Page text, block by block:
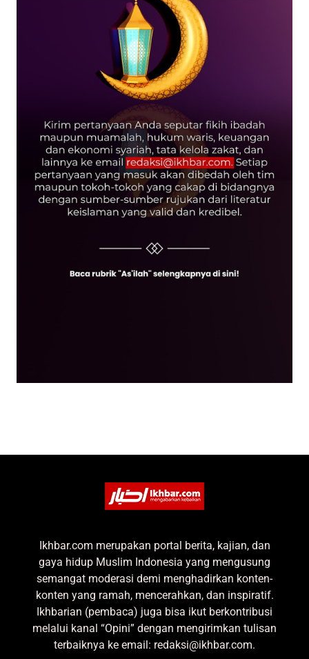
Ikhbar.com merupakan portal berita, kajian, dan
gaya hidup Muslim Indonesia yang mengusung
semangat moderasi demi menghadirkan konten-
konten yang ramah, mencerahkan, dan inspiratif.
Ikhbarian (pembaca) juga bisa ikut berkontribusi
melalui kanal “Opini” dengan mengirimkan tulisan
terbaiknya ke email: redaksi@ikhbar.com.